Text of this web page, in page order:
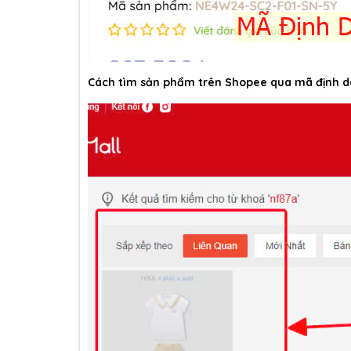
Cách tìm sản phẩm trên Shopee qua mã định